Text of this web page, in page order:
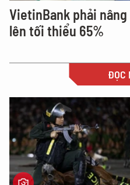
VietinBank phải
lên tối thiểu 65%
ĐỌC